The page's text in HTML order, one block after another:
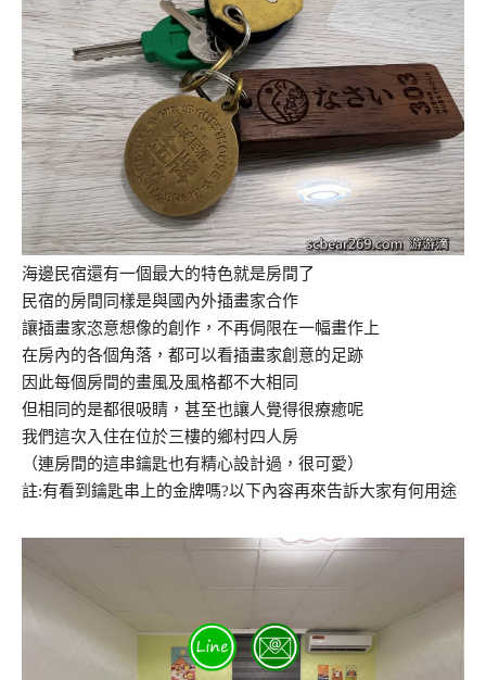
海邊民宿還有一個最大的特色就是房間了
民宿的房間同樣是與國內外插畫家合作
讓插畫家恣意想像的創作，不再侷限在一幅畫作上
在房內的各個角落，都可以看插畫家創意的足跡
因此每個房間的畫風及風格都不大相同
但相同的是都很吸睛，甚至也讓人覺得很療癒呢
我們這次入住在位於三樓的鄉村四人房
（連房間的這串鑰匙也有精心設計過，很可愛）
註:有看到鑰匙串上的金牌嗎?以下內容再來告訴大家有何用途